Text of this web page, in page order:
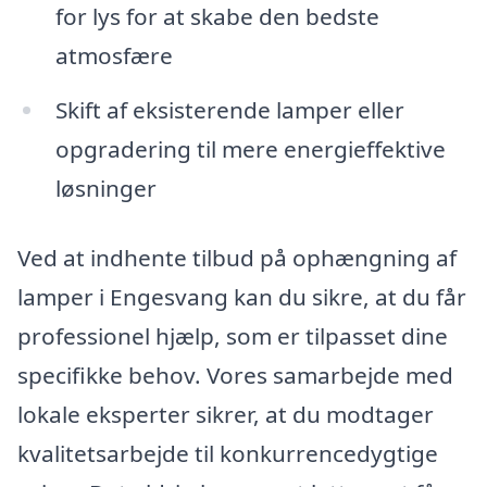
for lys for at skabe den bedste
atmosfære
Skift af eksisterende lamper eller
opgradering til mere energieffektive
løsninger
Ved at indhente tilbud på ophængning af
lamper i Engesvang kan du sikre, at du får
professionel hjælp, som er tilpasset dine
specifikke behov. Vores samarbejde med
lokale eksperter sikrer, at du modtager
kvalitetsarbejde til konkurrencedygtige